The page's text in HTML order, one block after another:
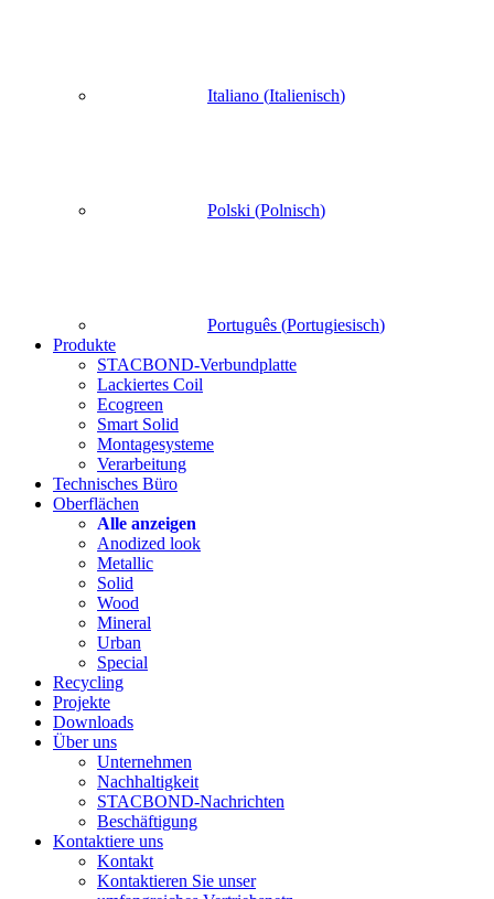
Italiano (Italienisch)
Polski (Polnisch)
Português (Portugiesisch)
Produkte
STACBOND-Verbundplatte
Lackiertes Coil
Ecogreen
Smart Solid
Montagesysteme
Verarbeitung
Technisches Büro
Oberflächen
Alle anzeigen
Anodized look
Metallic
Solid
Wood
Mineral
Urban
Special
Recycling
Projekte
Downloads
Über uns
Unternehmen
Nachhaltigkeit
STACBOND-Nachrichten
Beschäftigung
Kontaktiere uns
Kontakt
Kontaktieren Sie unser